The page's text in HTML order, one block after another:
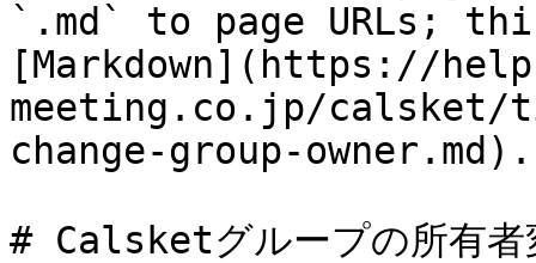
`.md` to page URLs;
[Markdown](https://
meeting.co.jp/
change-group-owner.md).
# Calsketグループの所有者